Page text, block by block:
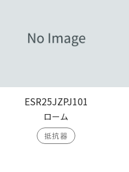
ESR25JZPJ101
ローム
抵抗器